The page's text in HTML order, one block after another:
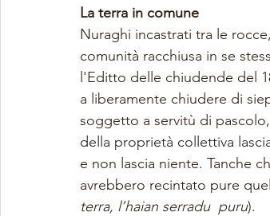
La terra in comune
Nuraghi incastrati tra le
comunità racchiusa in se
l'Editto delle chiudende del
a liberamente chiudere di
soggetto a servitù di
della proprietà collettiva
e non lascia niente. Tanche
avrebbero recintato pure
terra, l’haian serradu  puru).